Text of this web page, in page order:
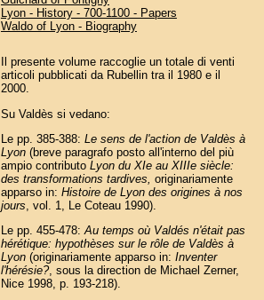
Lyon - History - 700-1100 - Papers
Waldo of Lyon - Biography
Il presente volume raccoglie un totale di venti
articoli pubblicati da Rubellin tra il 1980 e il
2000.
Su Valdès si vedano:
Le pp. 385-388: Le sens de l'action de Valdès à
Lyon(breve paragrafo posto all'interno del più
ampio contributo Lyon du XIe au XIIIe siècle:
des transformations tardives, originariamente
apparso in: Histoire de Lyon des origines à nos
jours , vol. 1, Le Coteau 1990).
Le pp. 455-478:Au temps où Valdés n'était pas
hérétique: hypothèses sur le rôle de Valdès à
Lyon (originariamente apparso in: Inventer
l'hérésie?, sous la direction de Michael Zerner,
Nice 1998, p. 193-218).